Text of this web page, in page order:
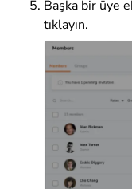
Başka bir üye
tıklayın.